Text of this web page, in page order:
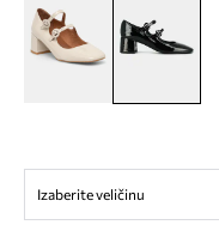
Izaberite veličinu